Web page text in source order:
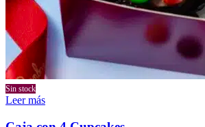
Sin stock
Leer más